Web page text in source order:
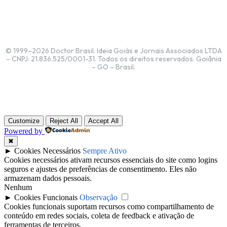
© 1999–2026 Doctor Brasil. Ideia Goiás e Jornais Associados LTDA
– CNPJ: 21.836.525/0001-31. Todos os direitos reservados. Goiânia
– GO – Brasil.
Customize Reject All Accept All
Powered by
✖
► Cookies Necessários Sempre Ativo
Cookies necessários ativam recursos essenciais do site como logins
seguros e ajustes de preferências de consentimento. Eles não
armazenam dados pessoais.
Nenhum
► Cookies Funcionais Observação
Cookies funcionais suportam recursos como compartilhamento de
conteúdo em redes sociais, coleta de feedback e ativação de
ferramentas de terceiros.